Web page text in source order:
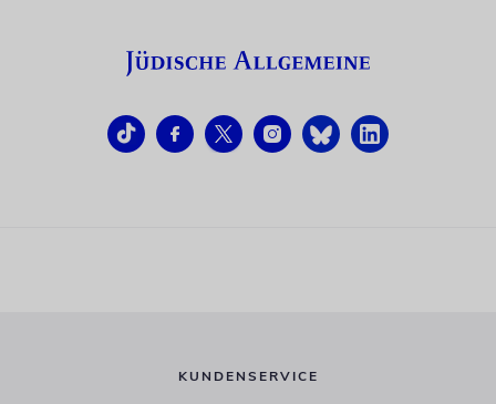
KUNDENSERVICE